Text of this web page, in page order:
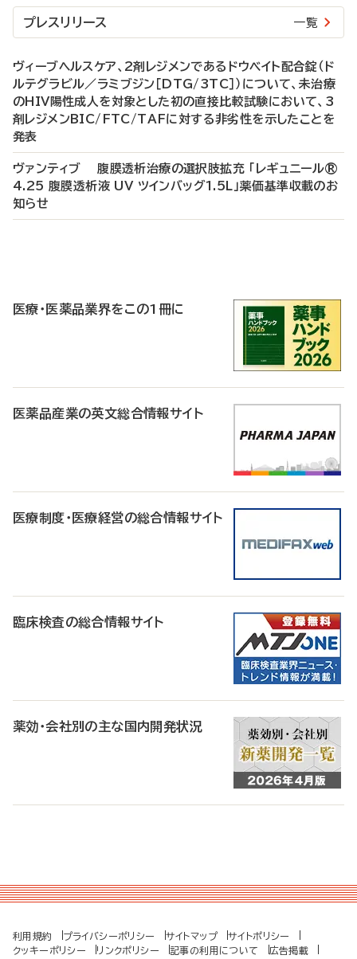
プレスリリース 一覧
ヴィーブヘルスケア、2剤レジメンであるドウベイト配合錠（ド
ルテグラビル／ラミブジン［DTG/3TC］）について、未治療
のHIV陽性成人を対象とした初の直接比較試験において、3
剤レジメンBIC/FTC/TAFに対する非劣性を示したことを
発表
ヴァンティブ 腹膜透析治療の選択肢拡充 「レギュニール®
4.25 腹膜透析液 UV ツインバッグ1.5L」薬価基準収載のお
知らせ
医療・医薬品業界をこの1冊に
医薬品産業の英文総合情報サイト
医療制度・医療経営の総合情報サイト
臨床検査の総合情報サイト
薬効・会社別の主な国内開発状況
利用規約 プライバシーポリシー サイトマップ
サイトポリシー
クッキーポリシー
リンクポリシー 記事の利用について 広告掲載